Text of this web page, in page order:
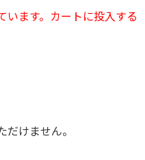
います。カートに投入する
けません。